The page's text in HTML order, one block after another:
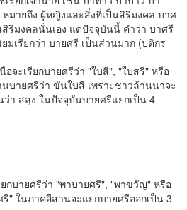
มายถึง ผู้หญิงและสิ่งที่เป็นสิริมงคล บาศ
ริมงคลนั่นเอง แต่ปัจจุบันนี้ คำว่า บาศรี
มเรียกว่า บายศรี เป็นส่วนมาก (ปติกร
เรียกบายศรีว่า "ใบสี", "ใบสรี" หรือ
บายศรีว่า ขันใบสี เพราะชาวล้านนาจะ
า สลุง ในปัจจุบันบายศรีแยกเป็น 4
ายศรีว่า "พาบายศรี", "พาขวัญ" หรือ
" ในภาคอีสานจะแยกบายศรีออกเป็น 3